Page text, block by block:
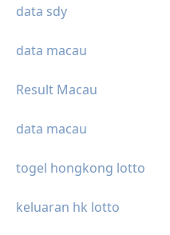
data sdy
data macau
Result Macau
data macau
togel hongkong lotto
keluaran hk lotto